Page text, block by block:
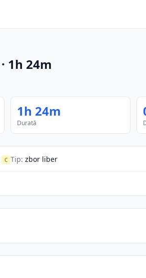
· 1h 24m
1h 24m
Durată
C Tip: zbor liber